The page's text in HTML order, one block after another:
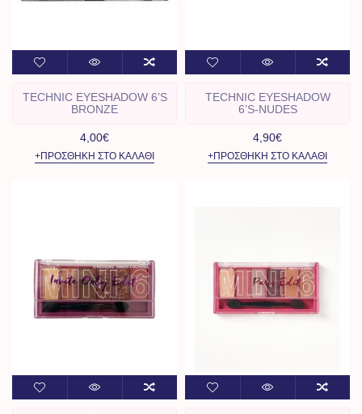
TECHNIC EYESHADOW 6’S
BRONZE
4,00€
+ΠΡΟΣΘΉΚΗ ΣΤΟ ΚΑΛΆΘΙ
TECHNIC EYESHADOW
6’S-NUDES
4,90€
+ΠΡΟΣΘΉΚΗ ΣΤΟ ΚΑΛΆΘΙ